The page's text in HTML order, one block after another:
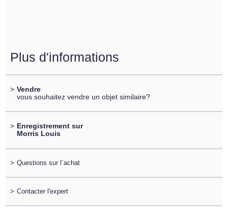
Plus d'informations
> Vendre
vous souhaitez vendre un objet similaire?
> Enregistrement sur
Morris Louis
> Questions sur l´achat
> Contacter l'expert